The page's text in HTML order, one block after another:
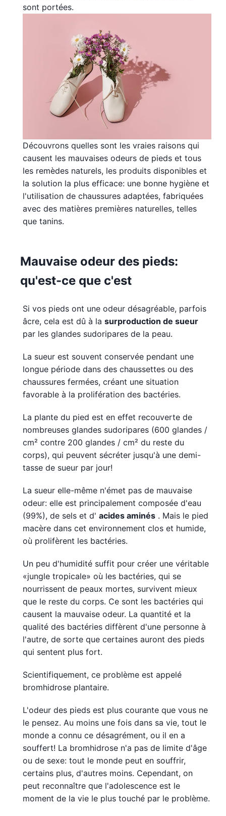
sont portées.
Découvrons quelles sont les vraies raisons qui
causent les mauvaises odeurs de pieds et tous
les remèdes naturels, les produits disponibles et
la solution la plus efficace: une bonne hygiène et
l'utilisation de chaussures adaptées, fabriquées
avec des matières premières naturelles, telles
que tanins.
Mauvaise odeur des pieds:
qu'est-ce que c'est
Si vos pieds ont une odeur désagréable, parfois
âcre, cela est dû à la surproduction de sueur
par les glandes sudoripares de la peau.
La sueur est souvent conservée pendant une
longue période dans des chaussettes ou des
chaussures fermées, créant une situation
favorable à la prolifération des bactéries.
La plante du pied est en effet recouverte de
nombreuses glandes sudoripares (600 glandes /
cm² contre 200 glandes / cm² du reste du
corps), qui peuvent sécréter jusqu'à une demi-
tasse de sueur par jour!
La sueur elle-même n'émet pas de mauvaise
odeur: elle est principalement composée d'eau
(99%), de sels et d' acides aminés . Mais le pied
macère dans cet environnement clos et humide,
où prolifèrent les bactéries.
Un peu d'humidité suffit pour créer une véritable
«jungle tropicale» où les bactéries, qui se
nourrissent de peaux mortes, survivent mieux
que le reste du corps. Ce sont les bactéries qui
causent la mauvaise odeur. La quantité et la
qualité des bactéries diffèrent d'une personne à
l'autre, de sorte que certaines auront des pieds
qui sentent plus fort.
Scientifiquement, ce problème est appelé
bromhidrose plantaire.
L'odeur des pieds est plus courante que vous ne
le pensez. Au moins une fois dans sa vie, tout le
monde a connu ce désagrément, ou il en a
souffert! La bromhidrose n'a pas de limite d'âge
ou de sexe: tout le monde peut en souffrir,
certains plus, d'autres moins. Cependant, on
peut reconnaître que l'adolescence est le
moment de la vie le plus touché par le problème.